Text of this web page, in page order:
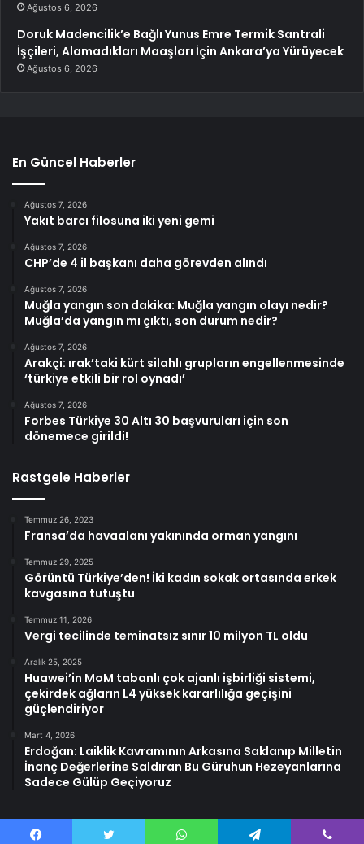
Ağustos 6, 2026
Doruk Madencilik’e Bağlı Yunus Emre Termik Santrali
İşçileri, Alamadıkları Maaşları İçin Ankara’ya Yürüyecek
Ağustos 6, 2026
En Güncel Haberler
Ağustos 7, 2026
Yakıt barcı filosuna iki yeni gemi
Ağustos 7, 2026
CHP’de 4 il başkanı daha görevden alındı
Ağustos 7, 2026
Muğla yangın son dakika: Muğla yangın olayı nedir?
Muğla’da yangın mı çıktı, son durum nedir?
Ağustos 7, 2026
Arakçi: ırak’taki kürt silahlı grupların engellenmesinde
‘türkiye etkili bir rol oynadı’
Ağustos 7, 2026
Forbes Türkiye 30 Altı 30 başvuruları için son
dönemece girildi!
Rastgele Haberler
Temmuz 26, 2023
Fransa’da havaalanı yakınında orman yangını
Temmuz 29, 2025
Görüntü Türkiye’den! İki kadın sokak ortasında erkek
kavgasına tutuştu
Temmuz 11, 2026
Vergi tecilinde teminatsız sınır 10 milyon TL oldu
Aralık 25, 2025
Huawei’in MoM tabanlı çok ajanlı işbirliği sistemi,
çekirdek ağların L4 yüksek kararlılığa geçişini
güçlendiriyor
Mart 4, 2026
Erdoğan: Laiklik Kavramının Arkasına Saklanıp Milletin
İnanç Değerlerine Saldıran Bu Güruhun Hezeyanlarına
Sadece Gülüp Geçiyoruz